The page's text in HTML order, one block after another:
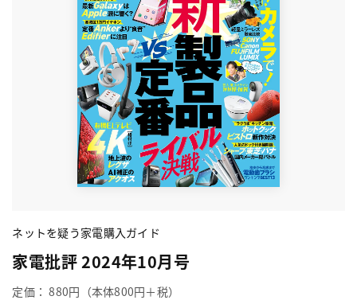
ネットを疑う家電購入ガイド
家電批評 2024年10月号
定価： 880円（本体800円＋税）